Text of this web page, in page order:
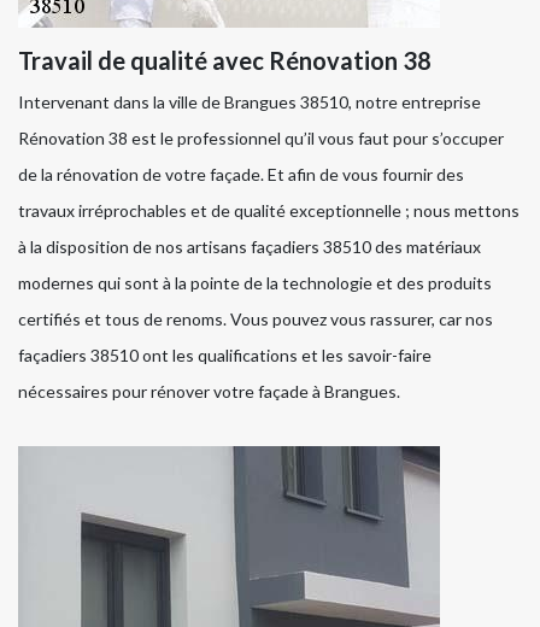
Travail de qualité avec Rénovation 38
Intervenant dans la ville de Brangues 38510, notre entreprise
Rénovation 38 est le professionnel qu’il vous faut pour s’occuper
de la rénovation de votre façade. Et afin de vous fournir des
travaux irréprochables et de qualité exceptionnelle ; nous mettons
à la disposition de nos artisans façadiers 38510 des matériaux
modernes qui sont à la pointe de la technologie et des produits
certifiés et tous de renoms. Vous pouvez vous rassurer, car nos
façadiers 38510 ont les qualifications et les savoir-faire
nécessaires pour rénover votre façade à Brangues.